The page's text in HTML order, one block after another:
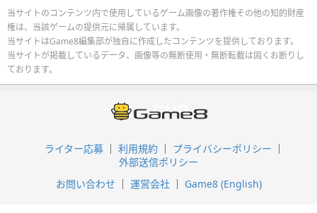
当サイトのコンテンツ内で使用しているゲーム画像の著作権その他の知的財産
権は、当該ゲームの提供元に帰属しています。
当サイトはGame8編集部が独自に作成したコンテンツを提供しております。
当サイトが掲載しているデータ、画像等の無断使用・無断転載は固くお断りし
ております。
ライター応募 利用規約
プライバシーポリシー
外部送信ポリシー
お問い合わせ
運営会社 Game8 (English)